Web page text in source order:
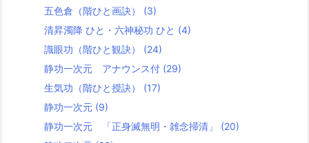
五色倉（階ひと画訣） (3)
清昇濁降 ひと・六神秘功 ひと (4)
識眼功（階ひと観訣） (24)
静功一次元 アナウンス付 (29)
生気功（階ひと授訣） (17)
静功一次元 (9)
静功一次元 「正身滅無明・雑念掃清」 (20)